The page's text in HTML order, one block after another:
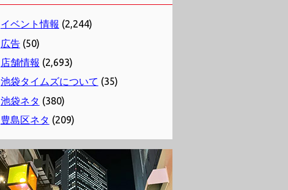
イベント情報 (2,244)
広告(50)
店舗情報 (2,693)
池袋タイムズについて (35)
池袋ネタ (380)
豊島区ネタ (209)